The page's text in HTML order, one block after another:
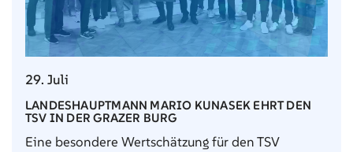
29. Juli
LANDESHAUPTMANN MARIO KUNASEK EHRT DEN
TSV IN DER GRAZER BURG
Eine besondere Wertschätzung für den TSV